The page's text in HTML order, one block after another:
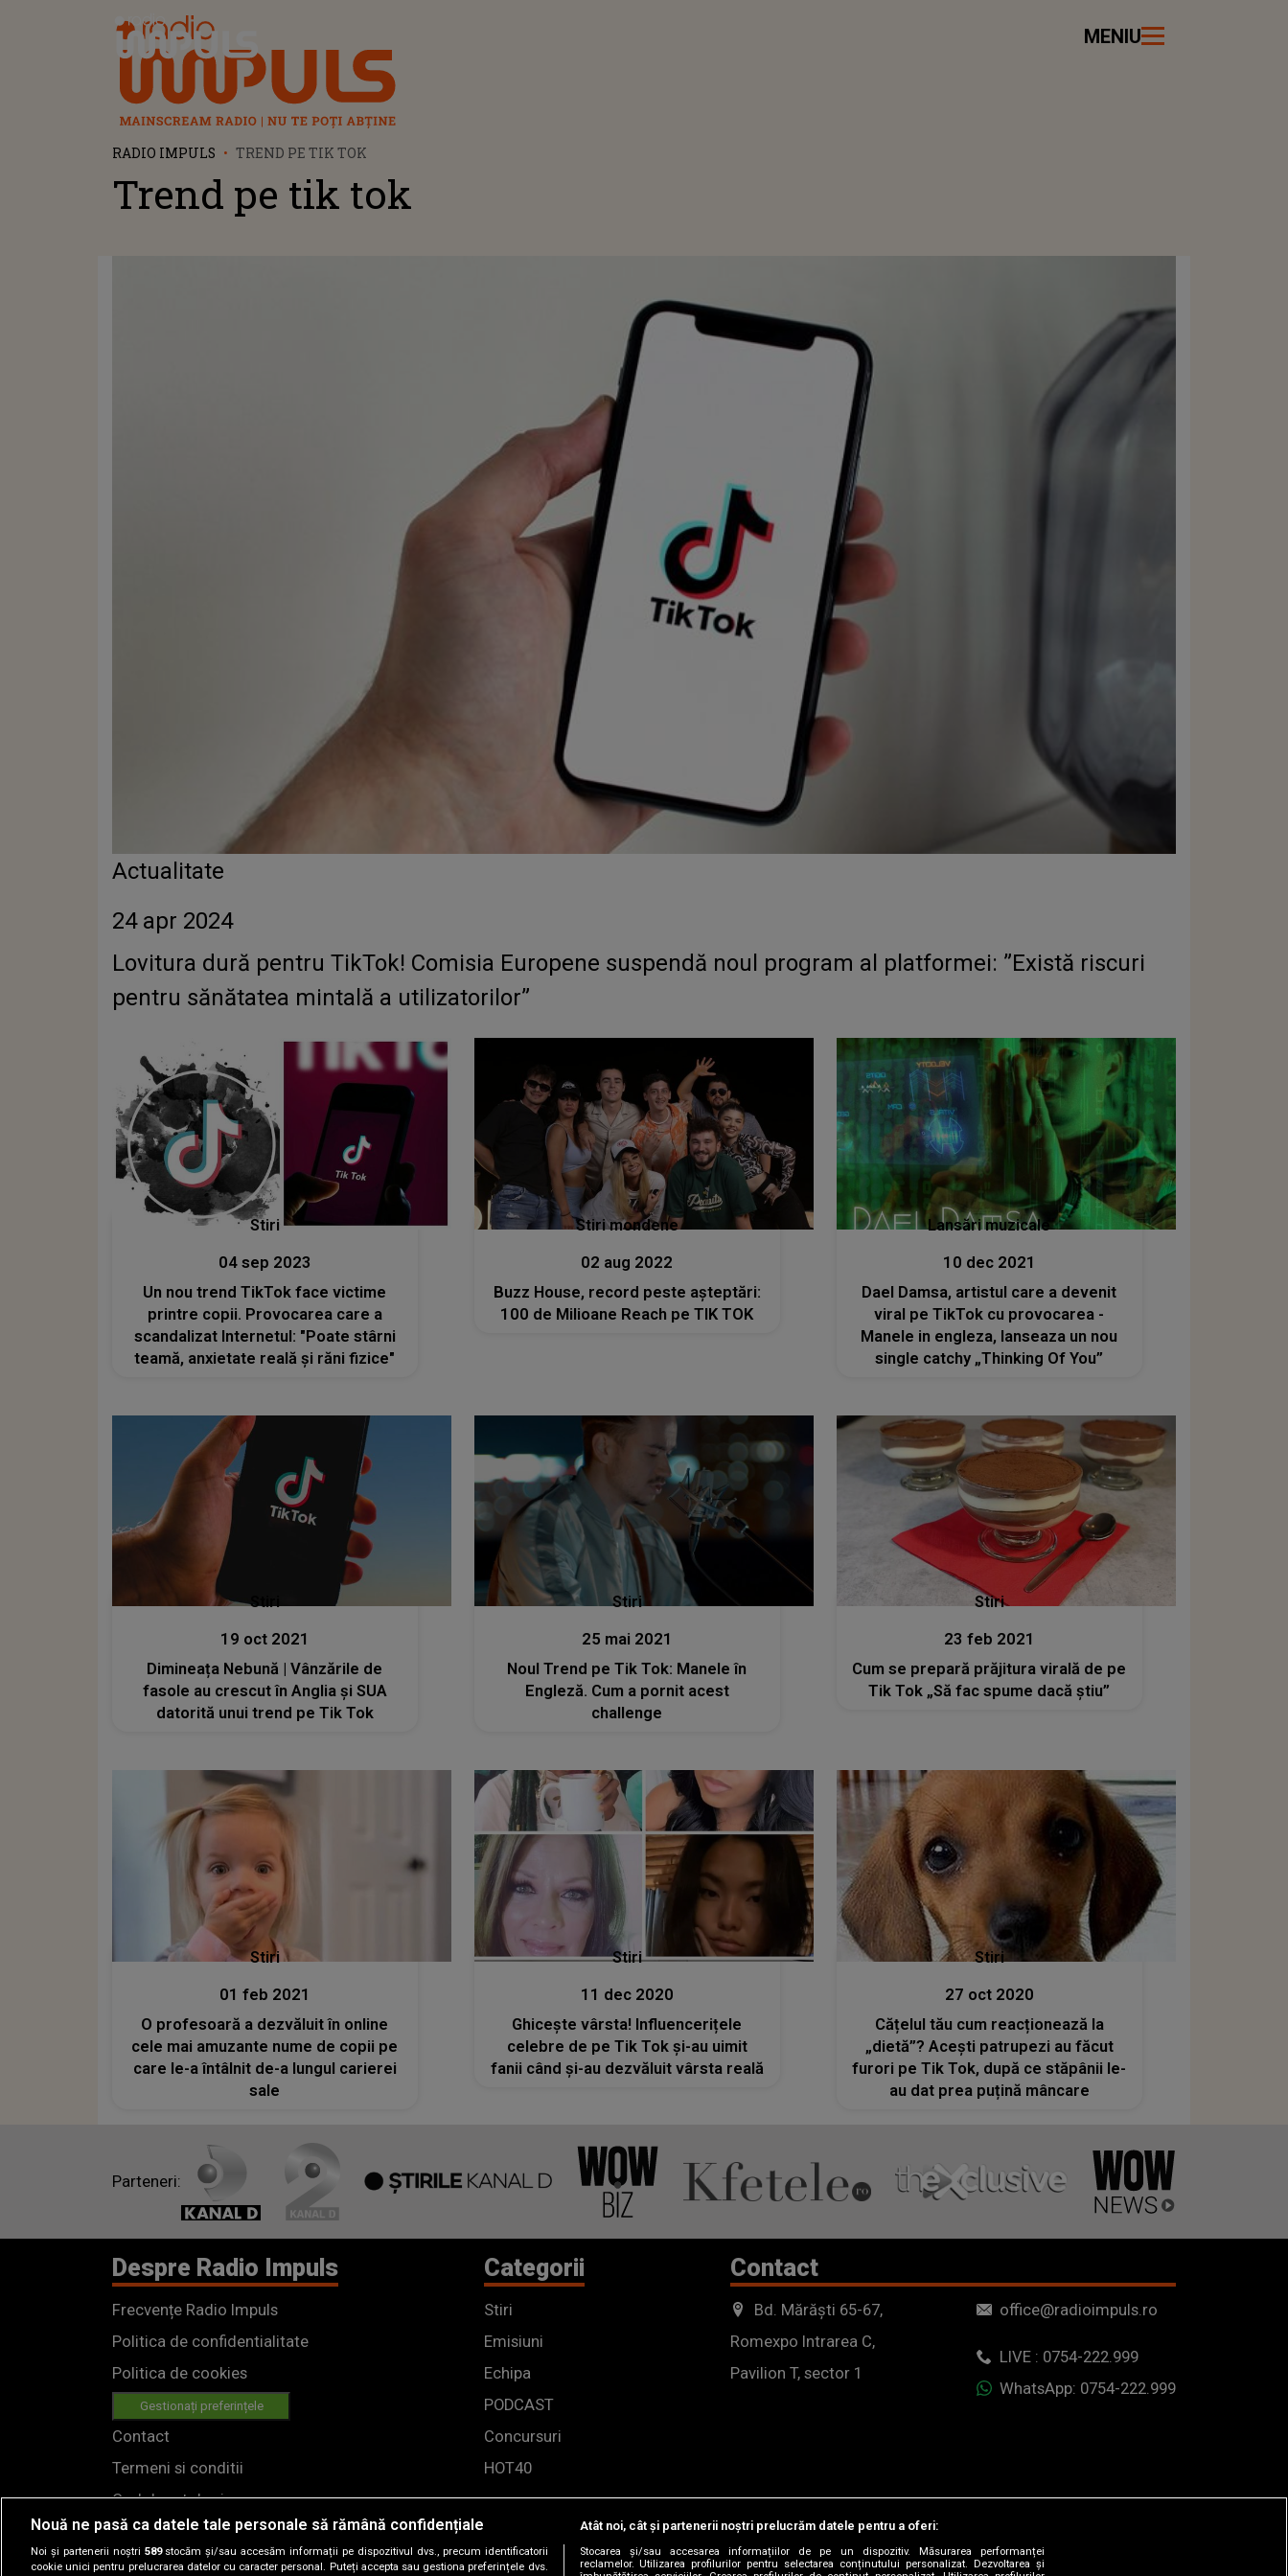
Radio Impuls MENIU
RADIO IMPULS TREND PE TIK TOK
Trend pe tik tok
Actualitate
24 apr 2024
Lovitura dură pentru TikTok! Comisia Europene suspendă noul program al platformei: ”Există riscuri
pentru sănătatea mintală a utilizatorilor”
Stiri
04 sep 2023
Un nou trend TikTok face victime
printre copii. Provocarea care a
scandalizat Internetul: "Poate stârni
teamă, anxietate reală și răni fizice"
Stiri mondene
02 aug 2022
Buzz House, record peste așteptări:
100 de Milioane Reach pe TIK TOK
Lansări muzicale
10 dec 2021
Dael Damsa, artistul care a devenit
viral pe TikTok cu provocarea -
Manele in engleza, lanseaza un nou
single catchy „Thinking Of You”
Stiri
19 oct 2021
Dimineața Nebună | Vânzările de
fasole au crescut în Anglia şi SUA
datorită unui trend pe Tik Tok
Stiri
25 mai 2021
Noul Trend pe Tik Tok: Manele în
Engleză. Cum a pornit acest
challenge
Stiri
23 feb 2021
Cum se prepară prăjitura virală de pe
Tik Tok „Să fac spume dacă știu”
Stiri
01 feb 2021
O profesoară a dezvăluit în online
cele mai amuzante nume de copii pe
care le-a întâlnit de-a lungul carierei
sale
Stiri
11 dec 2020
Ghicește vârsta! Influencerițele
celebre de pe Tik Tok și-au uimit
fanii când și-au dezvăluit vârsta reală
Stiri
27 oct 2020
Cățelul tău cum reacționează la
„dietă”? Acești patrupezi au făcut
furori pe Tik Tok, după ce stăpânii le-
au dat prea puțină mâncare
Parteneri:
Despre Radio Impuls
Frecvențe Radio Impuls
Politica de confidentialitate
Politica de cookies
Gestionați preferințele
Contact
Termeni si conditii
Cod deontologic
Regulamente
Categorii
Stiri
Emisiuni
Echipa
PODCAST
Concursuri
HOT40
Contact
Bd. Mărăști 65-67,
Romexpo Intrarea C,
Pavilion T, sector 1
office@radioimpuls.ro
LIVE : 0754-222.999
WhatsApp: 0754-222.999
Nouă ne pasă ca datele tale personale să rămână confidențiale
Noi și partenerii noștri 589stocăm și/sau accesăm informații pe dispozitivul dvs., precum identificatorii
cookie unici pentru prelucrarea datelor cu caracter personal. Puteți accepta sau gestiona preferințele dvs.
Atât noi, cât și partenerii noștri prelucrăm datele pentru a oferi:
Stocarea și/sau accesarea informațiilor de pe un dispozitiv. Măsurarea performanței
reclamelor. Utilizarea profilurilor pentru selectarea conținutului personalizat. Dezvoltarea și